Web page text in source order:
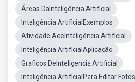
Áreas DaInteligência Artificial
Inteligência ArtificialExemplos
Atividade AeeInteligência Artificial
Inteligência ArtificialAplicação
Graficos DeInteligencia Artificial
Inteligência ArtificialPara Editar Fotos